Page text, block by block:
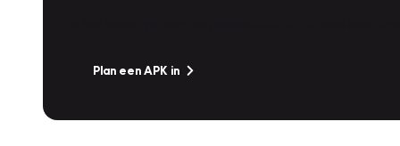
Plan een APK in